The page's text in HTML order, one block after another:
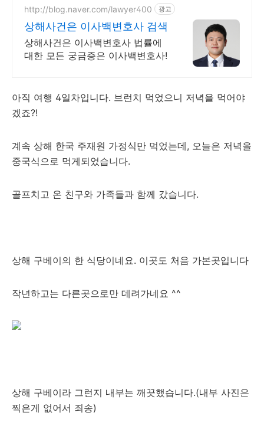
http://blog.naver.com/lawyer400 광고
상해사건은 이사백변호사 검색
상해사건은 이사백변호사 법률에
대한 모든 궁금증은 이사백변호사!
아직 여행 4일차입니다. 브런치 먹었으니 저녁을 먹어야
겠죠?!
계속 상해 한국 주재원 가정식만 먹었는데, 오늘은 저녁을
중국식으로 먹게되었습니다.
골프치고 온 친구와 가족들과 함께 갔습니다.
상해 구베이의 한 식당이네요. 이곳도 처음 가본곳입니다
작년하고는 다른곳으로만 데려가네요 ^^
상해 구베이라 그런지 내부는 깨끗했습니다.(내부 사진은
찍은게 없어서 죄송)